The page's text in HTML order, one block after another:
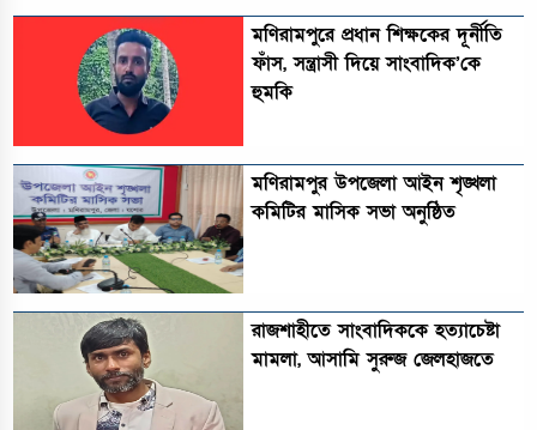
মণিরামপুরে প্রধান শিক্ষকের দূর্নীতি
ফাঁস, সন্ত্রাসী দিয়ে সাংবাদিক’কে
হুমকি
মণিরামপুর উপজেলা আইন শৃঙ্খলা
কমিটির মাসিক সভা অনুষ্ঠিত‎‎
রাজশাহীতে সাংবাদিককে হত্যাচেষ্টা
মামলা, আসামি সুরুজ জেলহাজতে